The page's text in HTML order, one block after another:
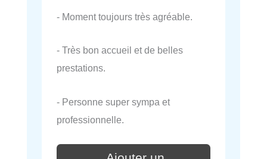
- Moment toujours très agréable.
- Très bon accueil et de belles
prestations.
- Personne super sympa et
professionnelle.